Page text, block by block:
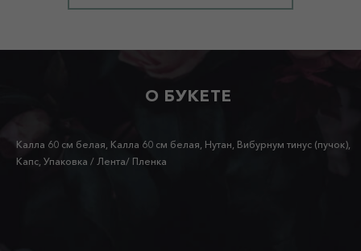
О БУКЕТЕ
Калла 60 см белая, Калла 60 см белая, Нутан, Вибурнум тинус (пучок),
Капс, Упаковка / Лента/ Пленка